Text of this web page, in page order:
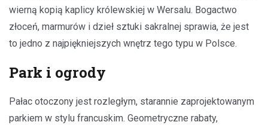
wierną kopią kaplicy królewskiej w Wersalu. Bogactwo
złoceń, marmurów i dzieł sztuki sakralnej sprawia, że jest
to jedno z najpiękniejszych wnętrz tego typu w Polsce.
Park i ogrody
Pałac otoczony jest rozległym, starannie zaprojektowanym
parkiem w stylu francuskim. Geometryczne rabaty,